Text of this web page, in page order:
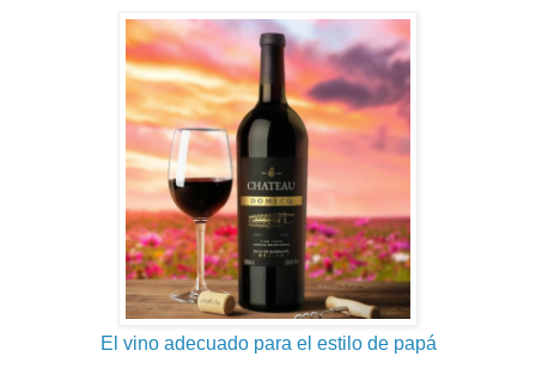
El vino adecuado para el estilo de papá